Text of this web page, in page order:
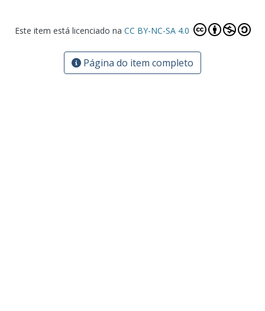
Este item está licenciado na CC BY-NC-SA 4.0
Página do item completo